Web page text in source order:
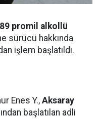
promil alkollü
sürücü hakkında
işlem başlatıldı.
Enes Y., Aksaray
başlatılan adli